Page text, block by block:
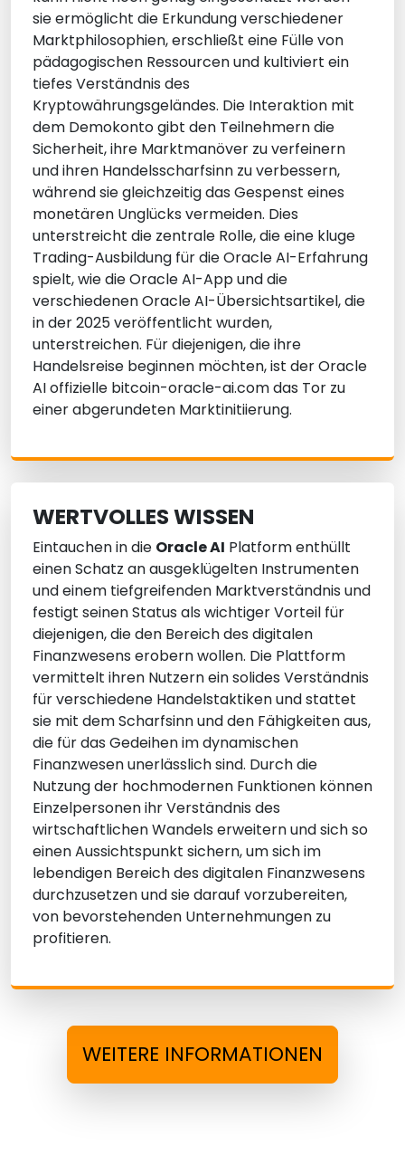
sie ermöglicht die Erkundung verschiedener
Marktphilosophien, erschließt eine Fülle von
pädagogischen Ressourcen und kultiviert ein
tiefes Verständnis des
Kryptowährungsgeländes. Die Interaktion mit
dem Demokonto gibt den Teilnehmern die
Sicherheit, ihre Marktmanöver zu verfeinern
und ihren Handelsscharfsinn zu verbessern,
während sie gleichzeitig das Gespenst eines
monetären Unglücks vermeiden. Dies
unterstreicht die zentrale Rolle, die eine kluge
Trading-Ausbildung für die Oracle AI-Erfahrung
spielt, wie die Oracle AI-App und die
verschiedenen Oracle AI-Übersichtsartikel, die
in der 2025 veröffentlicht wurden,
unterstreichen. Für diejenigen, die ihre
Handelsreise beginnen möchten, ist der Oracle
AI offizielle bitcoin-oracle-ai.com das Tor zu
einer abgerundeten Marktinitiierung.
WERTVOLLES WISSEN
Eintauchen in die Oracle AI Platform enthüllt
einen Schatz an ausgeklügelten Instrumenten
und einem tiefgreifenden Marktverständnis und
festigt seinen Status als wichtiger Vorteil für
diejenigen, die den Bereich des digitalen
Finanzwesens erobern wollen. Die Plattform
vermittelt ihren Nutzern ein solides Verständnis
für verschiedene Handelstaktiken und stattet
sie mit dem Scharfsinn und den Fähigkeiten aus,
die für das Gedeihen im dynamischen
Finanzwesen unerlässlich sind. Durch die
Nutzung der hochmodernen Funktionen können
Einzelpersonen ihr Verständnis des
wirtschaftlichen Wandels erweitern und sich so
einen Aussichtspunkt sichern, um sich im
lebendigen Bereich des digitalen Finanzwesens
durchzusetzen und sie darauf vorzubereiten,
von bevorstehenden Unternehmungen zu
profitieren.
WEITERE INFORMATIONEN